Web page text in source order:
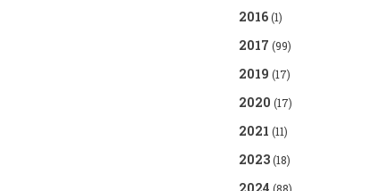
2016(1)
2017 (99)
2019 (17)
2020 (17)
2021 (11)
2023(18)